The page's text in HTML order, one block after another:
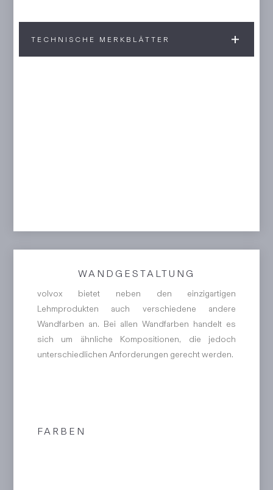
TECHNISCHE MERKBLÄTTER
WANDGESTALTUNG
volvox bietet neben den einzigartigen
Lehmprodukten auch verschiedene andere
Wandfarben an. Bei allen Wandfarben handelt es
sich um ähnliche Kompositionen, die jedoch
unterschiedlichen Anforderungen gerecht werden.
FARBEN